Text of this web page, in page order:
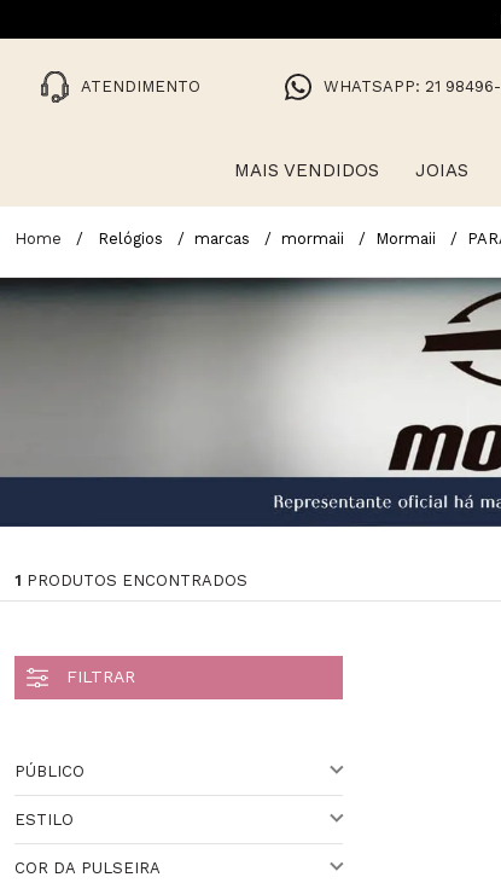
10% OFF NA 1ª COMPRA
ATENDIMENTO WHATSAPP: 21
MAIS VENDIDOS JOIAS
Relógios marcas mormaii Mormaii
1 PRODUTOS ENCONTRADOS
PÚBLICO
ESTILO
COR DA PULSEIRA